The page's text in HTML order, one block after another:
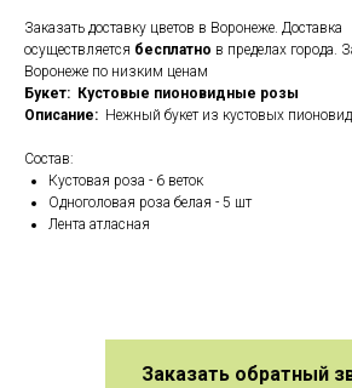
Заказать доставку цветов в Воронеже. Доставка
осуществляется бесплатно в пределах города.
Воронеже по низким ценам
Букет: Кустовые пионовидные розы
Описание: Нежный букет из кустовых
Состав:
Кустовая роза - 6 веток
Одноголовая роза белая - 5 шт
Лента атласная
Заказать обратный